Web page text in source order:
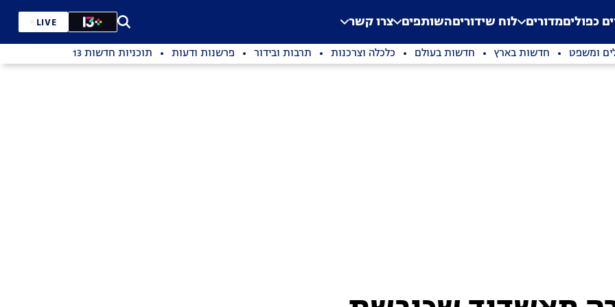
Application error: a
. כפוליםמדורים לוח שידוריםהשותפים צרו קשר LIVE
ומשפט חדשות בארץ חדשות בעולם כלכלה וצרכנות תרבות ובידור פרשנות ודעות תוכניות חדשות 13